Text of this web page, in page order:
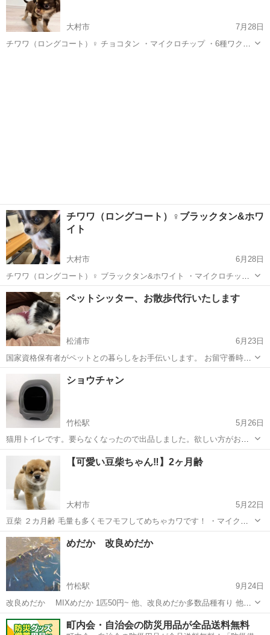
大村市
7月28日
チワワ（ロングコート）♀ チョコタン ・マイクロチップ ・6種ワクチ
チワワ（ロングコート）♀ブラックタン&ホワ
イト
大村市
6月28日
チワワ（ロングコート）♀ ブラックタン&ホワイト ・マイクロチップ
・ワクチン接種 ・血統書 全て込みで14万5000円
長崎 大村市 犬
ペットシッター、お散歩代行いたします
松浦市
6月23日
国家資格保有者がペットとの暮らしをお手伝いします。 お留守番時の
お世話はもちろん、お散歩代行も行います。 料金表 お留守番のお世話
(1日1回のお伺い) 犬・猫・その他動物2匹まで 30分2500円 犬・猫・そ
の他動物2...
松浦市 ペットサービス
ショウチャン
竹松駅
5月26日
猫用トイレです。要らなくなったので出品しました。欲しい方がおら
れれば、夕方以降にでも連絡と思います。
竹松駅 ペット用品
【可愛い豆柴ちゃん‼️】2ヶ月齢
大村市
5月22日
豆柴 ２カ月齢 毛量も多くモフモフしてめちゃカワです！ ・マイクロ
チップ装着済み ・ワクチン接種済み ・血統書（発行中）
長崎 大村市
めだか 改良めだか
竹松駅
9月24日
改良めだか MIXめだか 1匹50円~ 他、改良めだか多数品種有り 他、
餌、PSB、ZENDAMAも販売中 訪問は事前に問い合わせよろしくお願
いいたします🙇
長崎 大村市 竹松駅 ペット めだか
町内会・自治会の防災用品が全品送料無料